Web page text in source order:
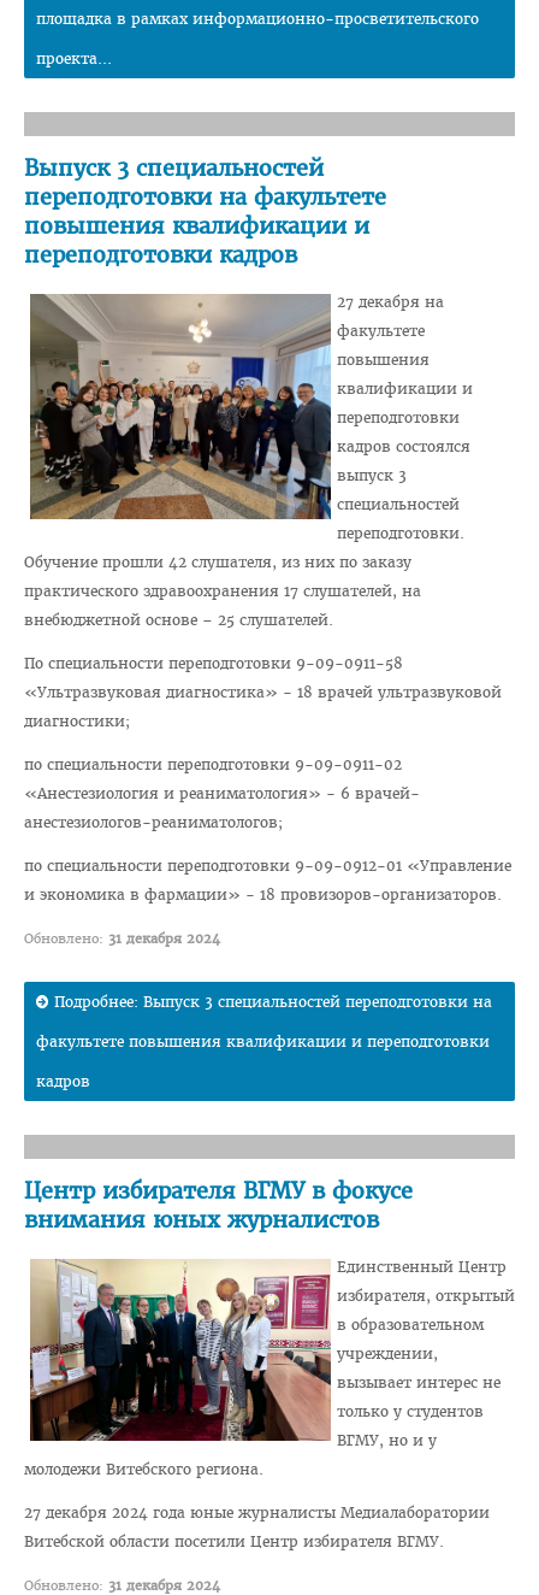
Пункты оформления и выдачи договоров о целевой
Заказчик: организации спорта
Заказчик: Государственный комитет судебных экспертиз
Заказчик: БелЛекоЦентр
Памятка абитуриенту 2026
Алгоритм подачи документов для целевиков
Вступительный экзамен
Карта целевика
"Горячая линия" по целевой подготовке
Приемная комиссия
Вступительная кампания
Университетские олимпиады
Приказ о зачислении победителей
Приказ о результатах
Алгоритм подачи документов для победителей
университетских олимпиад
Архив проходных баллов
Общежитие
Часто задаваемые вопросы 2025
Профориентация
СТУДЕНТУ
Первокурснику
Расписание
Дневная форма обучения
Заочная форма обучения
Практика
Студенческое научное общество
площадка в рамках информационно-просветительского
проекта...
Выпуск 3 специальностей
переподготовки на факультете
повышения квалификации и
переподготовки кадров
27 декабря на
факультете
повышения
квалификации и
переподготовки
кадров состоялся
выпуск 3
специальностей
переподготовки.
Обучение прошли 42 слушателя, из них по заказу
практического здравоохранения 17 слушателей, на
внебюджетной основе – 25 слушателей.
По специальности переподготовки 9-09-0911-58
«Ультразвуковая диагностика» - 18 врачей ультразвуковой
диагностики;
по специальности переподготовки 9-09-0911-02
«Анестезиология и реаниматология» - 6 врачей-
анестезиологов-реаниматологов;
по специальности переподготовки 9-09-0912-01 «Управление
и экономика в фармации» - 18 провизоров-организаторов.
Обновлено: 31 декабря 2024
Подробнее: Выпуск 3 специальностей переподготовки на
факультете повышения квалификации и переподготовки
кадров
Центр избирателя ВГМУ в фокусе
внимания юных журналистов
Единственный Центр
избирателя, открытый
в образовательном
учреждении,
вызывает интерес не
только у студентов
ВГМУ, но и у
молодежи Витебского региона.
27 декабря 2024 года юные журналисты Медиалаборатории
Витебской области посетили Центр избирателя ВГМУ.
Обновлено: 31 декабря 2024